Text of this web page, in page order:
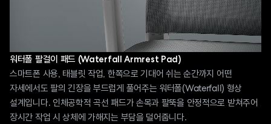
워터폴 팔걸이 패드 (Waterfall Armrest Pad)
스마트폰 사용, 태블릿 작업, 한쪽으로 기대어 쉬는 순간까지 어떤
자세에서도 팔의 긴장을 부드럽게 풀어주는 워터폴(Waterfall) 형상
설계입니다. 인체공학적 곡선 패드가 손목과 팔뚝을 안정적으로 받쳐주어
장시간 작업 시 상체에 가해지는 부담을 덜어줍니다.